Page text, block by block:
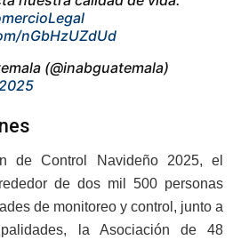
nGbHzUZdUd
(@inabguatemala)
de Control Navideño 2025, el
de dos mil 500 personas
de monitoreo y control, junto a
la Asociación de 48